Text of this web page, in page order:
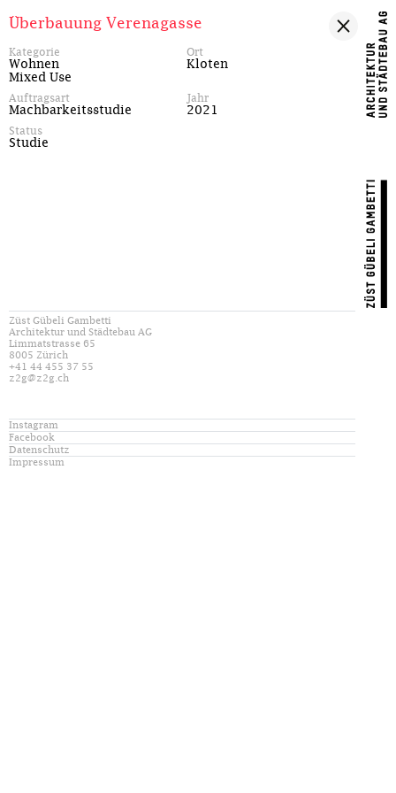
Überbauung Verenagasse
Kategorie
Wohnen
Mixed Use
Ort
Kloten
Auftragsart
Machbarkeitsstudie
Jahr
2021
Status
Studie
Züst Gübeli Gambetti
Architektur und Städtebau AG
Limmatstrasse 65
8005 Zürich
+41 44 455 37 55
z2g@z2g.ch
Instagram
Facebook
Datenschutz
Impressum